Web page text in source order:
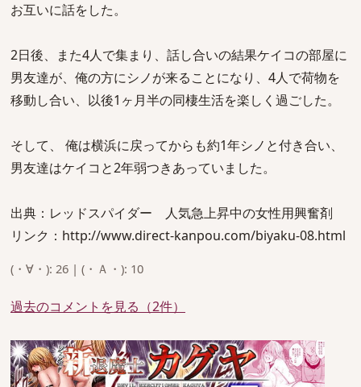
お互いに話をした。
2日後、また4人で集まり、話し合いの結果ケイコの部屋に
男友達が、俺の方にシノが来ることになり、4人で荷物を
移動し合い、以後1ヶ月半の同棲生活を楽しく過ごした。
そして、 俺は横浜に戻ってからも約1年シノと付き合い、
男友達はケイコと2年弱つきあっていました。
出典：レッドスパイダー 人気急上昇中の女性用興奮剤
リンク：http://www.direct-kanpou.com/biyaku-08.html
(・∀・): 26 | (・Ａ・): 10
過去のコメントを見る（2件）